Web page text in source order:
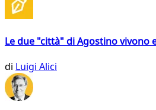
Le due "città" di Agostino
di Luigi Alici